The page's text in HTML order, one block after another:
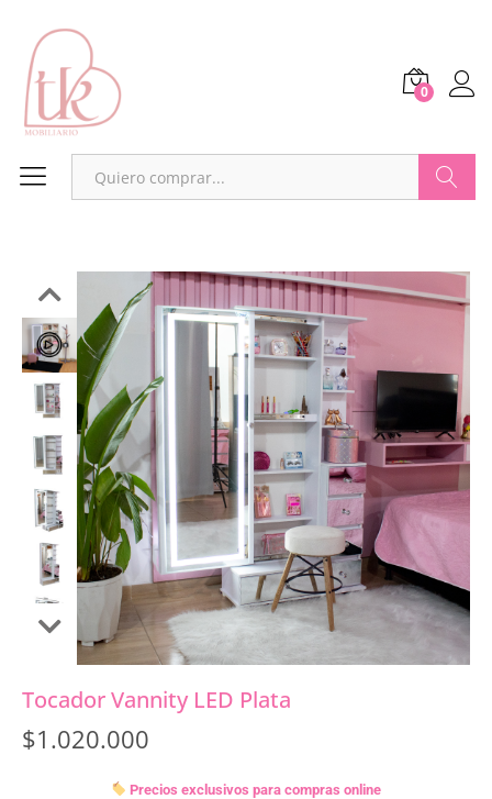
0
Tocador Vannity LED Plata
$1.020.000
Precios exclusivos para compras online